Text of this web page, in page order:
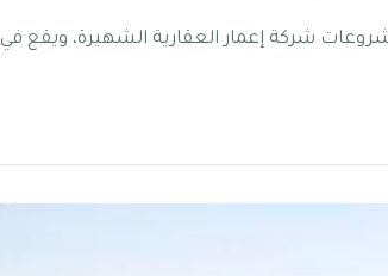
شركة إعمار العقارية الشهيرة، ويقع في